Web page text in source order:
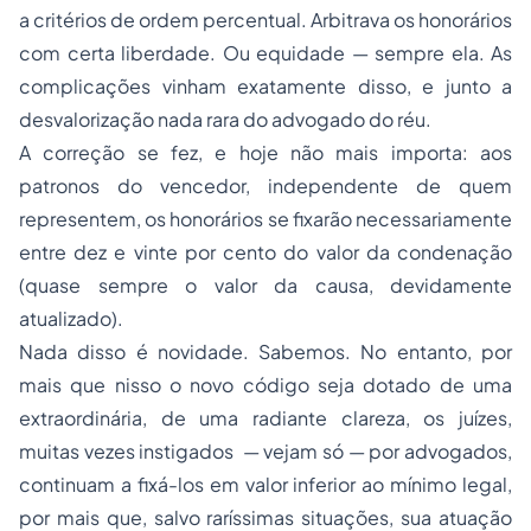
a critérios de ordem percentual. Arbitrava os honorários
com certa liberdade. Ou equidade — sempre ela. As
complicações vinham exatamente disso, e junto a
desvalorização nada rara do advogado do réu.
A correção se fez, e hoje não mais importa: aos
patronos do vencedor, independente de quem
representem, os honorários se fixarão necessariamente
entre dez e vinte por cento do valor da condenação
(quase sempre o valor da causa, devidamente
atualizado).
Nada disso é novidade. Sabemos. No entanto, por
mais que nisso o novo código seja dotado de uma
extraordinária, de uma radiante clareza, os juízes,
muitas vezes instigados — vejam só — por advogados,
continuam a fixá-los em valor inferior ao mínimo legal,
por mais que, salvo raríssimas situações, sua atuação